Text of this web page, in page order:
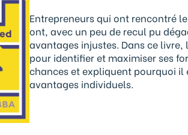
Entrepreneurs qui ont rencontré
ont, avec un peu de recul pu
avantages injustes. Dans ce
pour identifier et maximiser ses
chances et expliquent pourquoi
avantages individuels.